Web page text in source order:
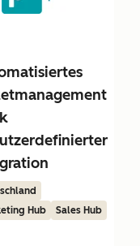
Hub
Sales Hub